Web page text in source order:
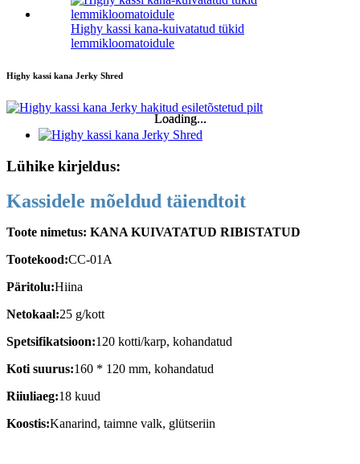
Highy kassi kana-kuivatatud tükid
lemmikloomatoidule
Highy kassi kana Jerky Shred
Loading...
Loading...
Lühike kirjeldus:
Kassidele mõeldud täiendtoit
Toote nimetus: KANA KUIVATATUD RIBISTATUD
Tootekood:CC-01A
Päritolu:Hiina
Netokaal:25 g/kott
Spetsifikatsioon:120 kotti/karp, kohandatud
Koti suurus:160 * 120 mm, kohandatud
Riiuliaeg:18 kuud
Koostis:Kanarind, taimne valk, glütseriin